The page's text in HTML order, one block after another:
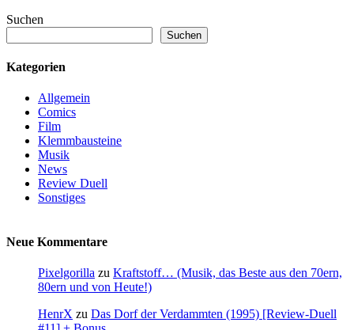
Suchen
Suchen
Kategorien
Allgemein
Comics
Film
Klemmbausteine
Musik
News
Review Duell
Sonstiges
Neue Kommentare
Pixelgorilla zu Kraftstoff… (Musik, das Beste aus den 70ern,
80ern und von Heute!)
HenrX zu Das Dorf der Verdammten (1995) [Review-Duell